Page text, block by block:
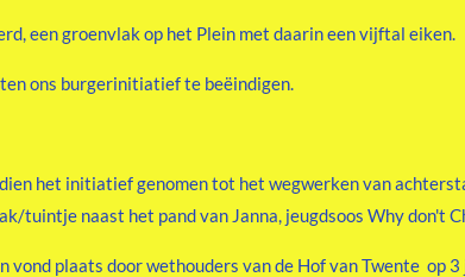
een groenvlak op het Plein met daarin een vijftal eiken.
ons burgerinitiatief te beëindigen.
het initiatief genomen tot het wegwerken van
tuintje naast het pand van Janna, jeugdsoos Why don't
plaats door wethouders van de Hof van Twente op 3